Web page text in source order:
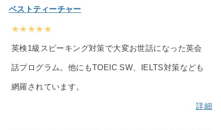
ベストティーチャー
★★★★★
英検1級スピーキング対策で大変お世話になった英会
話プログラム。他にもTOEIC SW、IELTS対策なども
網羅されています。
詳細